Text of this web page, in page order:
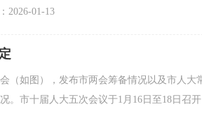
2026-01-13
（如图），发布市两会筹备情况以及市人大
。市十届人大五次会议于1月16日至18日召